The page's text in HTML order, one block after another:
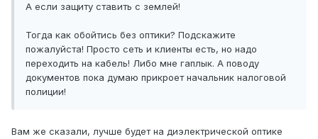
А если защиту ставить с землей!
Тогда как обойтись без оптики? Подскажите
пожалуйста! Просто сеть и клиенты есть, но надо
переходить на кабель! Либо мне гаплык. А поводу
документов пока думаю прикроет начальник налоговой
полиции!
Вам же сказали, лучше будет на диэлектрической оптике